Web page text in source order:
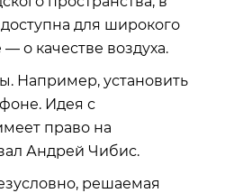
для широкого
о качестве воздуха.
Например, установить
Идея с
право на
Андрей Чибис.
решаемая